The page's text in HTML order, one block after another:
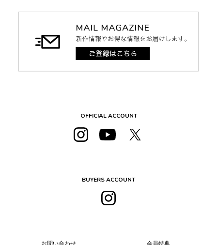
OFFICIAL ACCOUNT
BUYERS ACCOUNT